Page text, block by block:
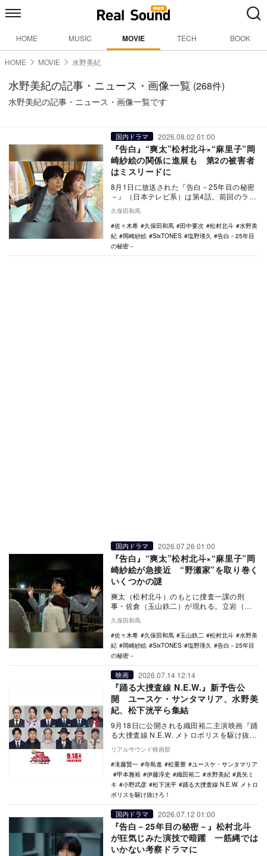
HOME MUSIC MOVIE TECH BOOK
HOME MOVIE 水野美紀
水野美紀の記事・ニュース・画像一覧 (268件)
水野美紀の記事・ニュース・画像一覧です
国内ドラマ 2026.08.02 01:00
『告白』“爽太”松村北斗×“麻里子”岡
崎紗絵の関係に進展も 第2の被害者
はミスリードに
8月1日に放送された『告白－25年目の秘密
－』（日本テレビ系）は第4話。前回のラス
（夙川アト…
久保田和馬
佐々木希
久保田和馬 田中要次 松村北斗
水野美
紀
岡崎紗絵 SixTONES 塩野瑛久
告白－25年目
の秘密－
国内ドラマ 2026.07.26 01:00
『告白』“爽太”松村北斗×“麻里子”岡
崎紗絵が急接近 “野瀬家”を取り巻く
いくつかの謎
爽太（松村北斗）のもとに捜査一課の刑
事・佐倉（玉山鉄二）が現れる。立岩（丸
監視カメラに爽太…
久保田和馬
佐々木希
久保田和馬 玉山鉄二 松村北斗
水野美
紀
岡崎紗絵 SixTONES 塩野瑛久
告白－25年目
の秘密－
映画 2026.07.14 12:14
『踊る大捜査線 N.E.W.』新予告公
開 ユースケ・サンタマリア、水野美
紀、松下洸平ら集結
9月18日に公開される織田裕二主演映画『踊
る大捜査線 N.E.W. メトロポリスを駆け抜け
ろ！』の新予告と本ポスターが公開され、
…
リアルサウンド映画部
滝藤賢一
寺島進 松重豊
ユースケ・サンタマリア
甲本雅裕
伊藤淳史 織田裕二 水野美紀
真矢ミ
キ
小野武彦 松下洸平
踊る大捜査線 N.E.W. メトロ
ポリスを駆け抜けろ！
国内ドラマ 2026.07.12 01:00
『告白－25年目の秘密－』松村北斗
が狂気じみた演技で暗躍 一筋縄では
いかない考察ドラマに